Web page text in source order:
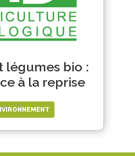
légumes bio :
à la reprise